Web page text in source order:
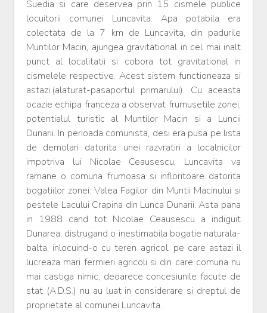
Suedia si care deservea prin 15 cismele publice
locuitorii comunei Luncavita. Apa potabila era
colectata de la 7 km de Luncavita, din padurile
Muntilor Macin, ajungea gravitational in cel mai inalt
punct al localitatii si cobora tot gravitational in
cismelele respective. Acest sistem functioneaza si
astazi.(alaturat-pasaportul primarului). Cu aceasta
ocazie echipa franceza a observat frumusetile zonei,
potentialul turistic al Muntilor Macin si a Luncii
Dunarii. In perioada comunista, desi era pusa pe lista
de demolari datorita unei razvratiri a localnicilor
impotriva lui Nicolae Ceausescu, Luncavita va
ramane o comuna frumoasa si infloritoare datorita
bogatiilor zonei: Valea Fagilor din Muntii Macinului si
pestele Lacului Crapina din Lunca Dunarii. Asta pana
in 1988 cand tot Nicolae Ceausescu a indiguit
Dunarea, distrugand o inestimabila bogatie naturala-
balta, inlocuind-o cu teren agricol, pe care astazi il
lucreaza mari fermieri agricoli si din care comuna nu
mai castiga nimic, deoarece concesiunile facute de
stat (A.D.S.) nu au luat in considerare si dreptul de
proprietate al comunei Luncavita.